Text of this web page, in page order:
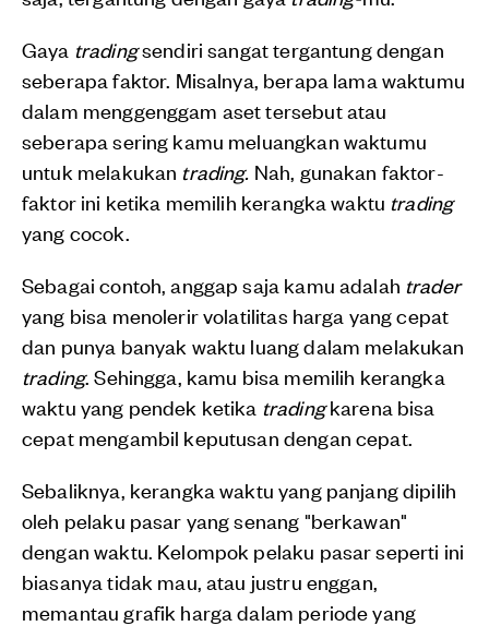
Gaya tradingsendiri sangat tergantung dengan
seberapa faktor. Misalnya, berapa lama waktumu
dalam menggenggam aset tersebut atau
seberapa sering kamu meluangkan waktumu
untuk melakukan trading. Nah, gunakan faktor-
faktor ini ketika memilih kerangka waktu trading
yang cocok.
Sebagai contoh, anggap saja kamu adalah trader
yang bisa menolerir volatilitas harga yang cepat
dan punya banyak waktu luang dalam melakukan
trading. Sehingga, kamu bisa memilih kerangka
waktu yang pendek ketika tradingkarena bisa
cepat mengambil keputusan dengan cepat.
Sebaliknya, kerangka waktu yang panjang dipilih
oleh pelaku pasar yang senang "berkawan"
dengan waktu. Kelompok pelaku pasar seperti ini
biasanya tidak mau, atau justru enggan,
memantau grafik harga dalam periode yang